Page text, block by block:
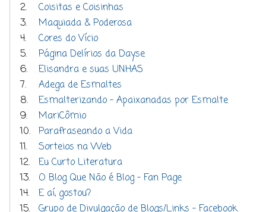
2.
Coisitas e Coisinhas
3.
Maquiada & Poderosa
4.
Cores do Vício
5.
Página Delírios da Dayse
6.
Elisandra e suas UNHAS
7.
Adega de Esmaltes
8.
Esmalterizando - Apaixanadas por Esmalte
9.
MariCômio
10. Parafraseando a Vida
11.
Sorteios na Web
12.
Eu Curto Literatura
13.
O Blog Que Não é Blog - Fan Page
14.
E aí, gostou?
15.
Grupo de Divulgação de Blogs/Links - Facebook